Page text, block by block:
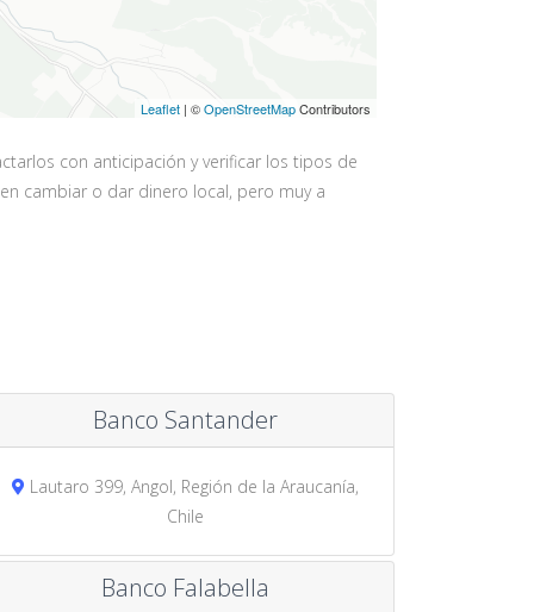
Leaflet | ©OpenStreetMapContributors
con anticipación y verificar los tipos de
cambiar o dar dinero local, pero muy a
Banco Santander
Lautaro 399, Angol, Región de la Araucanía,
Chile
Banco Falabella